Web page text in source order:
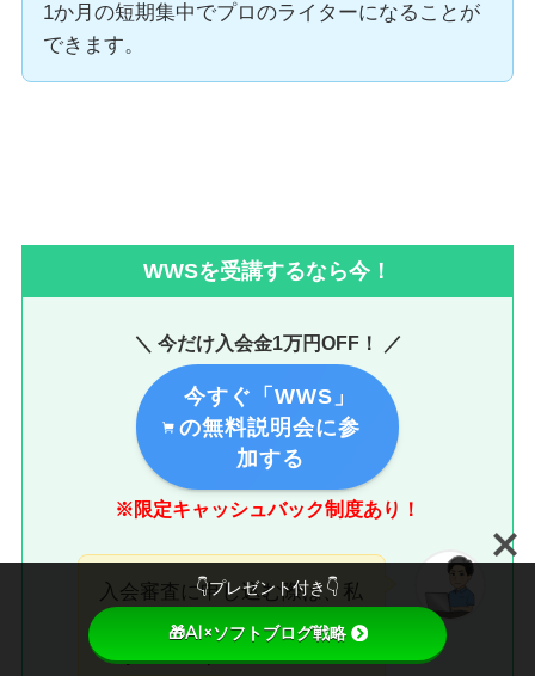
1か月の短期集中でプロのライターになることが
できます。
WWSを受講するなら今！
＼ 今だけ入会金1万円OFF！ ／
今すぐ「WWS」
の無料説明会に参
加する
※限定キャッシュバック制度あり！
入会審査に申し込む際は、私
のサイト経由限定で使えるク
ーポンコード
👇プレゼント付き👇
🎁AI×ソフトブログ戦略